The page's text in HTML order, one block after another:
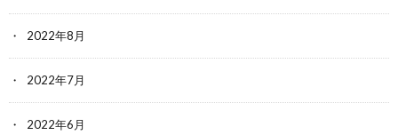
2022年8月
2022年7月
2022年6月